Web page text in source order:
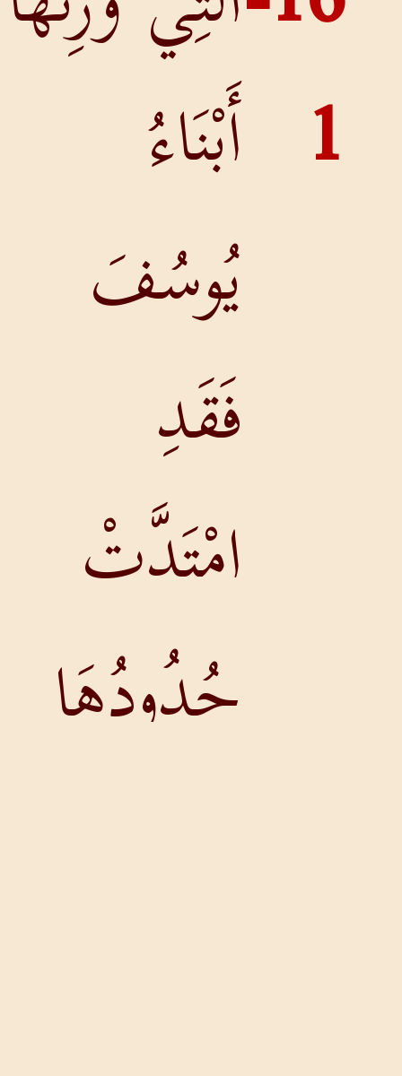
أَبْنَاءُ
يُوسُفَ
فَقَدِ
امْتَدَّتْ
حُدُودُهَا